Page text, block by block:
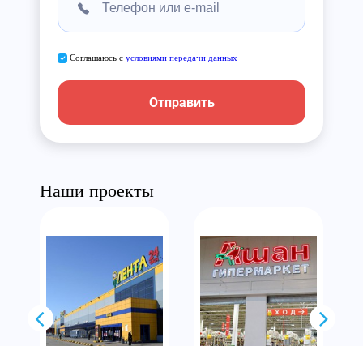
Соглашаюсь с условиями передачи данных
Отправить
Наши проекты